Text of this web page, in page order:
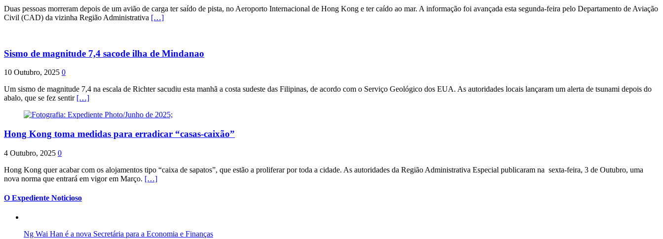
Duas pessoas morreram depois de um avião de carga ter saído de pista, no Aeroporto Internacional de Hong Kong e ter caído ao mar. A informação foi avançada esta segunda-feira pelo Departamento de Aviação
Civil (CAD) da vizinha Região Administrativa […]
Sismo de magnitude 7,4 sacode ilha de Mindanao
10 Outubro, 2025 0
Um sismo de magnitude 7,4 na escala de Richter sacudiu esta manhã a costa sudeste das Filipinas, de acordo com o Serviço Geológico dos EUA. As autoridades locais lançaram um alerta de tsunami depois do
abalo, que se fez sentir […]
Hong Kong toma medidas para erradicar “casas-caixão”
4 Outubro, 2025 0
Hong Kong quer acabar com os alojamentos tipo “caixa de sapatos”, que estão a proliferar por toda a cidade. As autoridades da Região Administrativa Especial publicaram na sexta-feira, 3 de Outubro, uma
nova norma que entrará em vigor em Março. […]
O Expediente Noticioso
Ng Wai Han é a nova Secretária para a Economia e Finanças